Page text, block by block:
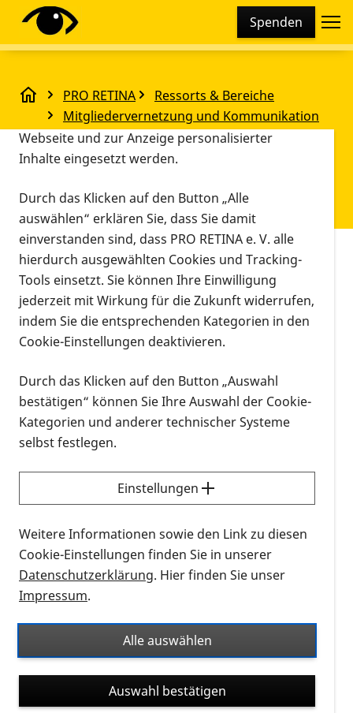
Spenden
PRO RETINA
Ressorts & Bereiche
Mitgliedervernetzung und Kommunikation
(Beratung)
Bereich Sport
Guide Schulung Laufen/walken Soest
Soest
Vorlesen
Informationen zum Termin
11.07.2026, 11:00 Uhr–15:00 Uhr
Schriftzug Guidenetzwerk Deutschland auf gelben Hintergrund.
Angeboten wird ein Workshop, zu welchem das
Guide Netzwerk – Team interessierte Läufer, ob mit
Die Guideschulung ist kostenfrei, dauert circa 3
Stunden und beinhaltet einen theoretischen und
einen praktischen SchulungsTeil.
Für den praktischen Teil der Schulung ist es
Diese Webseite setzt verschiedene Cookies und
Tracking-Tools ein. Dies beinhaltet Cookies und
technisch notwendig sind, die zu statistischen
Zwecken sowie zur besseren Bedienbarkeit der
Webseite und zur Anzeige personalisierter
Inhalte eingesetzt werden.
Durch das Klicken auf den Button „Alle
auswählen“ erklären Sie, dass Sie damit
einverstanden sind, dass PRO RETINA e. V. alle
hierdurch ausgewählten Cookies und Tracking-
Tools einsetzt. Sie können Ihre Einwilligung
jederzeit mit Wirkung für die Zukunft widerrufen,
indem Sie die entsprechenden Kategorien in den
Cookie-Einstellungen deaktivieren.
Durch das Klicken auf den Button „Auswahl
bestätigen“ können Sie Ihre Auswahl der Cookie-
Kategorien und anderer technischer Systeme
selbst festlegen.
Einstellungen
Weitere Informationen sowie den Link zu diesen
Cookie-Einstellungen finden Sie in unserer
Datenschutzerklärung. Hier finden Sie unser
Impressum.
Alle auswählen
Auswahl bestätigen